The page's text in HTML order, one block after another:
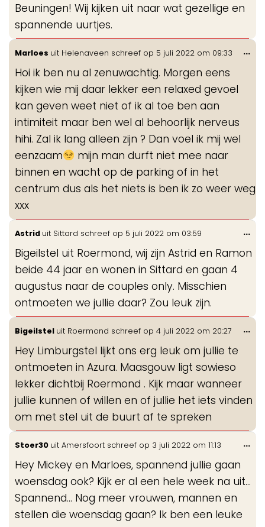
Beuningen! Wij kijken uit naar wat gezellige en
spannende uurtjes.
Marloes uit Helenaveen schreef op 5 juli 2022 om 09:33
Hoi ik ben nu al zenuwachtig. Morgen eens
kijken wie mij daar lekker een relaxed gevoel
kan geven weet niet of ik al toe ben aan
intimiteit maar ben wel al behoorlijk nerveus
hihi. Zal ik lang alleen zijn ? Dan voel ik mij wel
eenzaam
mijn man durft niet mee naar
binnen en wacht op de parking of in het
centrum dus als het niets is ben ik zo weer weg
xxx
...
Astrid uit Sittard schreef op 5 juli 2022 om 03:59
Bigeilstel uit Roermond, wij zijn Astrid en Ramon
beide 44 jaar en wonen in Sittard en gaan 4
augustus naar de couples only. Misschien
ontmoeten we jullie daar? Zou leuk zijn.
...
Bigeilstel uit Roermond schreef op 4 juli 2022 om 20:27
Hey Limburgstel lijkt ons erg leuk om jullie te
ontmoeten in Azura. Maasgouw ligt sowieso
lekker dichtbij Roermond . Kijk maar wanneer
jullie kunnen of willen en of jullie het iets vinden
om met stel uit de buurt af te spreken
...
Stoer30 uit Amersfoort schreef op 3 juli 2022 om 11:13
Hey Mickey en Marloes, spannend jullie gaan
woensdag ook? Kijk er al een hele week na uit...
Spannend... Nog meer vrouwen, mannen en
stellen die woensdag gaan? Ik ben een leuke
...